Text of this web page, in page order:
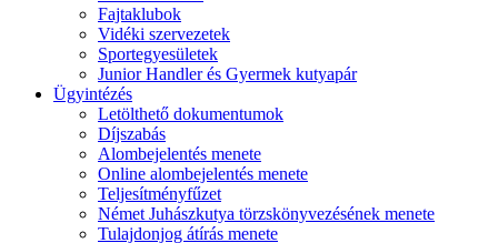
Fajtaklubok
Vidéki szervezetek
Sportegyesületek
Junior Handler és Gyermek kutyapár
Ügyintézés
Letölthető dokumentumok
Díjszabás
Alombejelentés menete
Online alombejelentés menete
Teljesítményfűzet
Német Juhászkutya törzskönyvezésének menete
Tulajdonjog átírás menete